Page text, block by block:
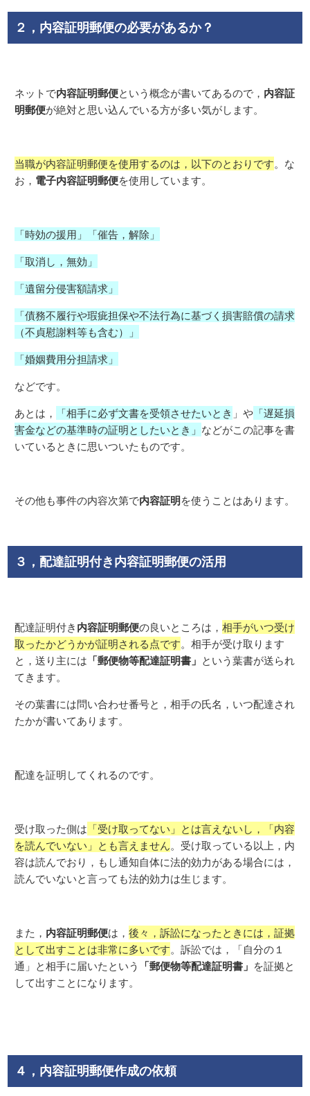
２，内容証明郵便の必要があるか？
ネットで内容証明郵便という概念が書いてあるので， 内容証
明郵便が絶対と思い込んでいる方が多い気がします。
当職が内容証明郵便を使用するのは，以下のとおりです。な
お， 電子内容証明郵便を使用しています。
「時効の援用」「催告，解除」
「取消し，無効」
「遺留分侵害額請求」
「債務不履行や瑕疵担保や不法行為に基づく損害賠償の請求
（不貞慰謝料等も含む）」
「婚姻費用分担請求」
などです。
あとは，
「相手に必ず文書を受領させたいとき 」や 「遅延損
害金などの基準時の証明としたいとき」 などがこの記事を書
いているときに思いついたものです。
その他も事件の内容次第で内容証明を使うことはあります。
３，配達証明付き内容証明郵便の活用
配達証明付き 内容証明郵便の良いところは，相手がいつ受け
取ったかどうかが証明される点です。相手が受け取ります
と，送り主には 「郵便物等配達証明書」 という葉書が送られ
てきます。
その葉書には問い合わせ番号と，相手の氏名，いつ配達され
たかが書いてあります。
配達を証明してくれるのです。
受け取った側は 「受け取ってない」とは言えないし，「内容
を読んでいない」とも言えません。受け取っている以上，内
容は読んでおり，もし通知自体に法的効力がある場合には，
読んでいないと言っても法的効力は生じます。
また， 内容証明郵便は，後々，訴訟になったときには，証拠
として出すことは非常に多いです。訴訟では，「自分の１
通」と相手に届いたという
「郵便物等配達証明書」 を証拠と
して出すことになります。
４，内容証明郵便作成の依頼